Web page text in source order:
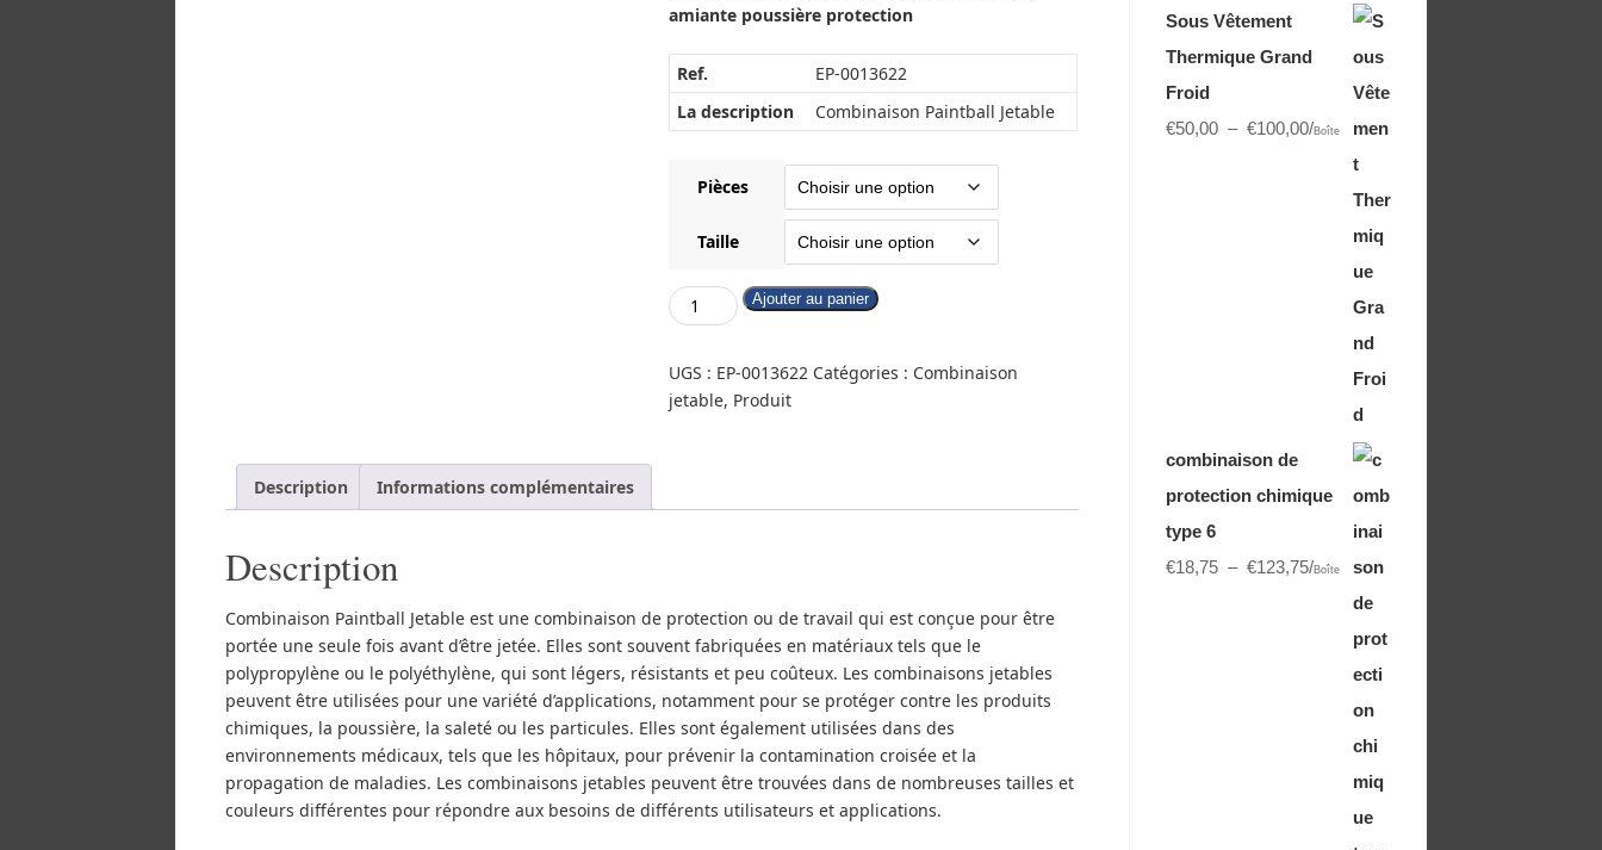
amiante poussière protection
Ref.
EP-0013622
La description
Combinaison Paintball Jetable
Pièces
Taille
Ajouter au panier
UGS : EP-0013622 Catégories : Combinaison
jetable, Produit
Description Informations complémentaires
Description
Combinaison Paintball Jetable est une combinaison de protection ou de travail qui est conçue pour être
portée une seule fois avant d’être jetée. Elles sont souvent fabriquées en matériaux tels que le
polypropylène ou le polyéthylène, qui sont légers, résistants et peu coûteux. Les combinaisons jetables
peuvent être utilisées pour une variété d’applications, notamment pour se protéger contre les produits
chimiques, la poussière, la saleté ou les particules. Elles sont également utilisées dans des
environnements médicaux, tels que les hôpitaux, pour prévenir la contamination croisée et la
propagation de maladies. Les combinaisons jetables peuvent être trouvées dans de nombreuses tailles et
couleurs différentes pour répondre aux besoins de différents utilisateurs et applications.
Sous Vêtement
Thermique Grand
Froid
€50,00 – €100,00/Boîte
combinaison de
protection chimique
type 6
€18,75 – €123,75/Boîte